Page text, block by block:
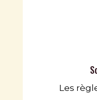
Les